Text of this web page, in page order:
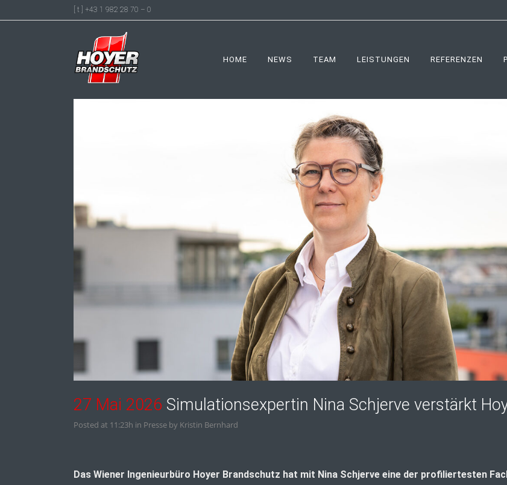
[ t ] +43 1 982 28 70 – 0
HOME NEWS TEAM LEISTUNGEN REFERENZEN
27 Mai 2026 Simulationsexpertin Nina Schjerve verstärkt
Posted at 11:23h in Presse by Kristin Bernhard
Das Wiener Ingenieurbüro Hoyer Brandschutz hat mit Nina Schjerve eine der profiliertesten